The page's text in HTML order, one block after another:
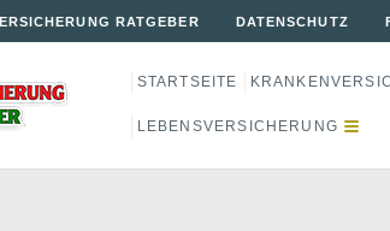
RATGEBER DATENSCHUTZ
STARTSEITE
LEBENSVERSICHERUNG